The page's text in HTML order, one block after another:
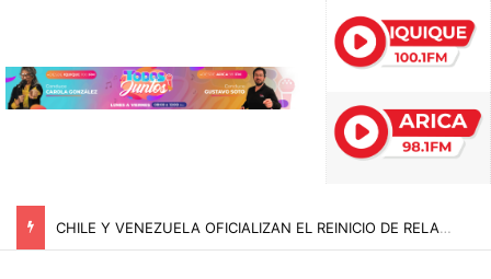
CHILE Y VENEZUELA OFICIALIZAN EL REINICIO DE RELACIONES CONSULARES Y AVANZAN HACIA LA NORMALIZACIÓN DE VÍNCULOS BILATERALES